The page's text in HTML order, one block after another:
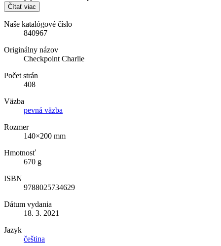
Čítať viac
Naše katalógové číslo
840967
Originálny názov
Checkpoint Charlie
Počet strán
408
Väzba
pevná väzba
Rozmer
140×200 mm
Hmotnosť
670 g
ISBN
9788025734629
Dátum vydania
18. 3. 2021
Jazyk
čeština